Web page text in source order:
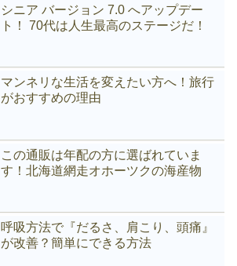
シニア バージョン 7.0 へアップデー
ト！ 70代は人生最高のステージだ！
マンネリな生活を変えたい方へ！旅行
がおすすめの理由
この通販は年配の方に選ばれていま
す！北海道網走オホーツクの海産物
呼吸方法で『だるさ、肩こり、頭痛』
が改善？簡単にできる方法